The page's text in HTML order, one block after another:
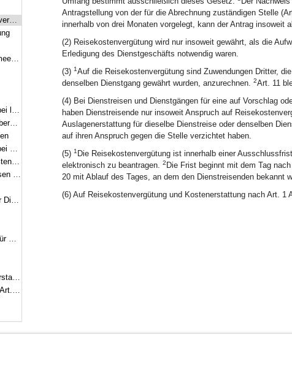
1
23–24)
Antragstellung von der für die Abrechnung zuständigen Stelle
innerhalb von drei Monaten vorgelegt, kann der Antrag insoweit
(2) Reisekostenvergütung wird nur insoweit gewährt, als die
Erledigung des Dienstgeschäfts notwendig waren.
(3) 1Auf die Reisekostenvergütung sind Zuwendungen Dritter,
denselben Dienstgang gewährt wurden, anzurechnen. 2Art. 11
(4) Bei Dienstreisen und Dienstgängen für eine auf Vorschlag
haben Dienstreisende nur insoweit Anspruch auf
Auslagenerstattung für dieselbe Dienstreise oder denselben
auf ihren Anspruch gegen die Stelle verzichtet haben.
(5) 1 Die Reisekostenvergütung ist innerhalb einer
elektronisch zu beantragen. 2 Die Frist beginnt mit dem Tag
20 mit Ablauf des Tages, an dem den Dienstreisenden bekannt
(6) Auf Reisekostenvergütung und Kostenerstattung nach Art.